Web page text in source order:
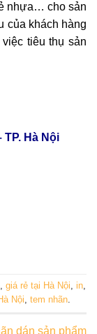
nhựa… cho sản
của khách hàng
tiêu thụ sản
Hà Nội
, giá rẻ tại Hà Nội, in,
Nội, tem nhãn.
dán sản phẩm